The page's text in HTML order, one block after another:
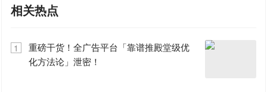
相关热点
1
重磅干货！全广告平台「靠谱推殿堂级优
化方法论」泄密！